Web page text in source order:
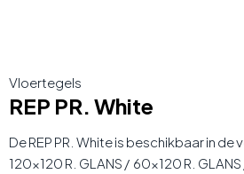
Vloertegels
REP PR. White
De REP PR. White is beschikbaar in
120×120 R. GLANS / 60×120 R.